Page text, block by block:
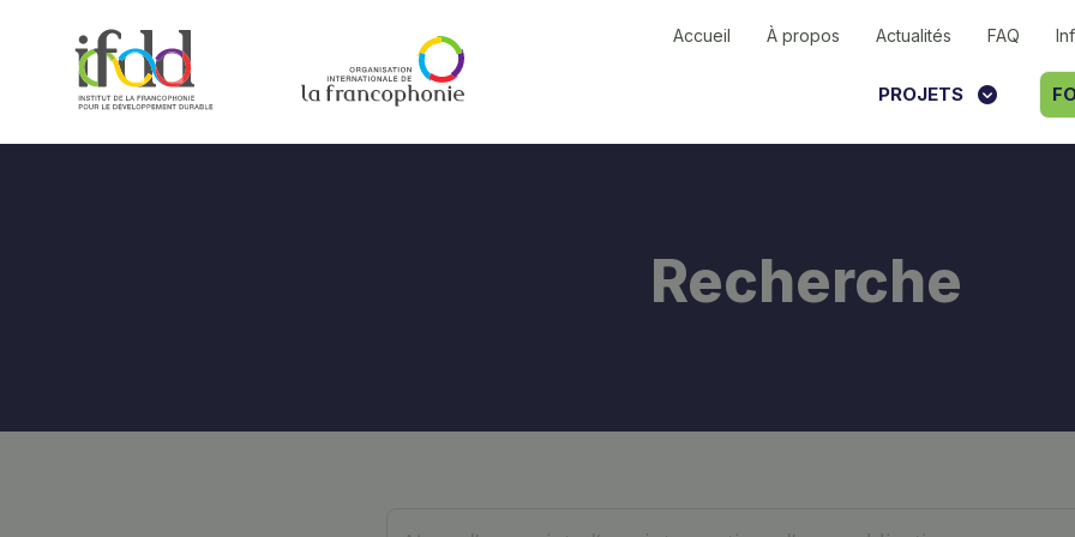
Accueil À propos Actualités FAQ
PROJETS
Recherche